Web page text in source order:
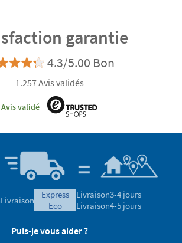
garantie
4.3/5.00 Bon
1.257 Avis validés
Avis validé
Livraison
express
eco
Livraison3-4 jours
Livraison4-5 jours
Puis-je vous aider ?